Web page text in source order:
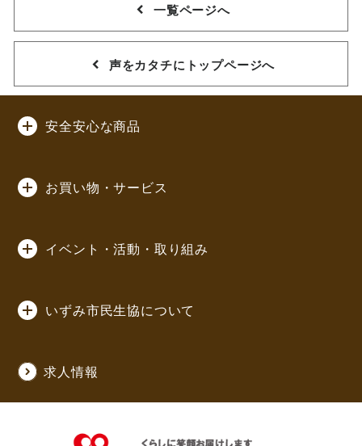
一覧ページへ
声をカタチにトップページへ
安全安心な商品
お買い物・サービス
イベント・活動・取り組み
いずみ市民生協について
求人情報